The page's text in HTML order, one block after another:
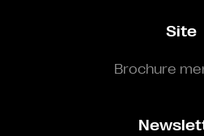
Site
Brochure